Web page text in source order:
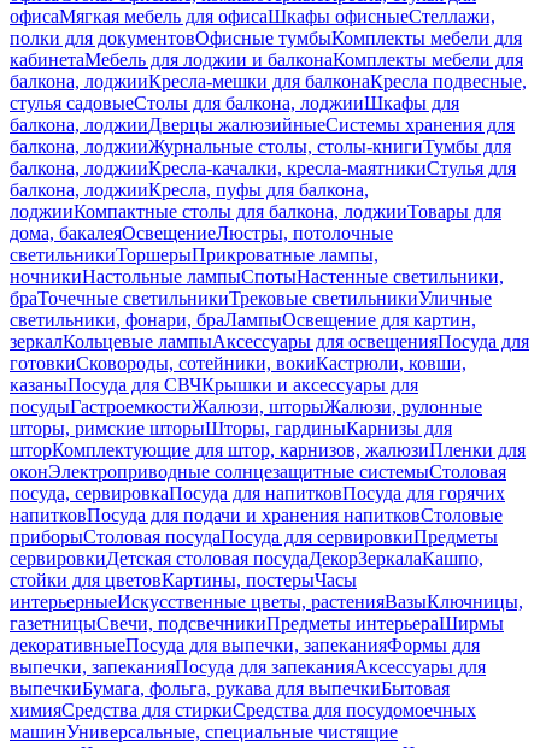
офисаМягкая мебель для офисаШкафы офисныеСтеллажи,
полки для документовОфисные тумбыКомплекты мебели для
кабинетаМебель для лоджии и балконаКомплекты мебели для
балкона, лоджииКресла-мешки для балконаКресла подвесные,
стулья садовыеСтолы для балкона, лоджииШкафы для
балкона, лоджииДверцы жалюзийныеСистемы хранения для
балкона, лоджииЖурнальные столы, столы-книгиТумбы для
балкона, лоджииКресла-качалки, кресла-маятникиСтулья для
балкона, лоджииКресла, пуфы для балкона,
лоджииКомпактные столы для балкона, лоджииТовары для
дома, бакалеяОсвещениеЛюстры, потолочные
светильникиТоршерыПрикроватные лампы,
ночникиНастольные лампыСпотыНастенные светильники,
браТочечные светильникиТрековые светильникиУличные
светильники, фонари, браЛампыОсвещение для картин,
зеркалКольцевые лампыАксессуары для освещенияПосуда для
готовкиСковороды, сотейники, вокиКастрюли, ковши,
казаныПосуда для СВЧКрышки и аксессуары для
посудыГастроемкостиЖалюзи, шторыЖалюзи, рулонные
шторы, римские шторыШторы, гардиныКарнизы для
шторКомплектующие для штор, карнизов, жалюзиПленки для
оконЭлектроприводные солнцезащитные системыСтоловая
посуда, сервировкаПосуда для напитковПосуда для горячих
напитковПосуда для подачи и хранения напитковСтоловые
приборыСтоловая посудаПосуда для сервировкиПредметы
сервировкиДетская столовая посудаДекорЗеркалаКашпо,
стойки для цветовКартины, постерыЧасы
интерьерныеИскусственные цветы, растенияВазыКлючницы,
газетницыСвечи, подсвечникиПредметы интерьераШирмы
декоративныеПосуда для выпечки, запеканияФормы для
выпечки, запеканияПосуда для запеканияАксессуары для
выпечкиБумага, фольга, рукава для выпечкиБытовая
химияСредства для стиркиСредства для посудомоечных
машинУниверсальные, специальные чистящие